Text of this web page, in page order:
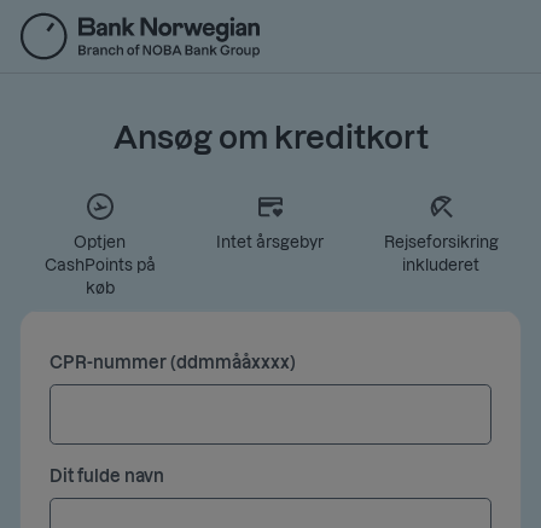
Gå
til
Ansøg om kreditkort
Optjen
CashPoints på
køb
Intet årsgebyr
Rejseforsikring
inkluderet
CPR-nummer (ddmmååxxxx)
Dit fulde navn